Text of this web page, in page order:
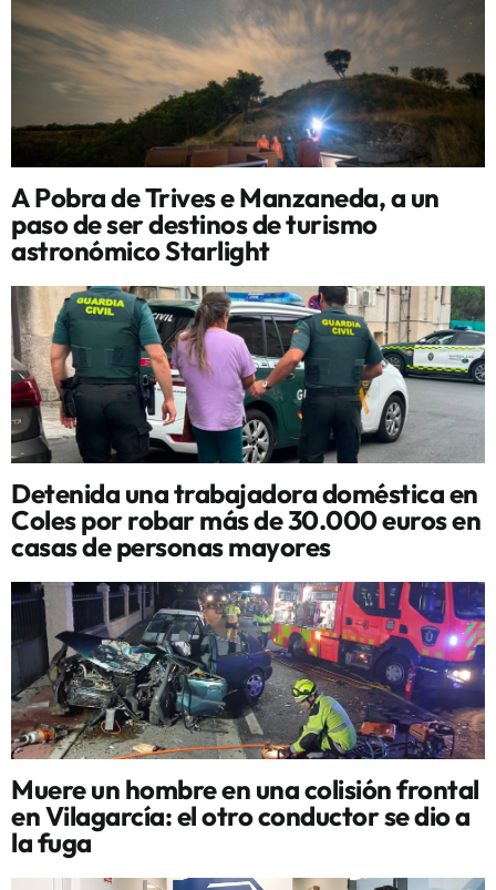
A Pobra de Trives e Manzaneda, a un
paso de ser destinos de turismo
astronómico Starlight
Detenida una trabajadora doméstica en
Coles por robar más de 30.000 euros en
casas de personas mayores
Muere un hombre en una colisión frontal
en Vilagarcía: el otro conductor se dio a
la fuga